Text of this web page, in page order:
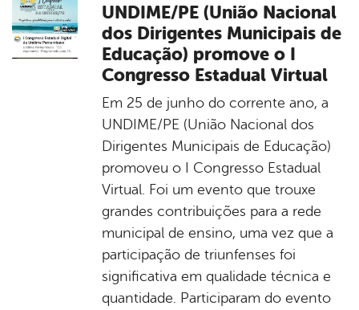
UNDIME/PE (União Nacional
dos Dirigentes Municipais de
Educação) promove o I
Congresso Estadual Virtual
Em 25 de junho do corrente ano, a
UNDIME/PE (União Nacional dos
Dirigentes Municipais de Educação)
promoveu o I Congresso Estadual
Virtual. Foi um evento que trouxe
grandes contribuições para a rede
municipal de ensino, uma vez que a
participação de triunfenses foi
significativa em qualidade técnica e
quantidade. Participaram do evento